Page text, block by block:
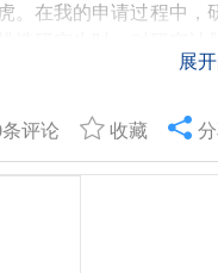
也能让自己对职场有
过程，更是个人成长
，适合与否由你自己来
。在我的申请过程中
仅为了让每一个字都更
一些独特的情感波动
眼泪，感受到这种无
展
评论 收藏